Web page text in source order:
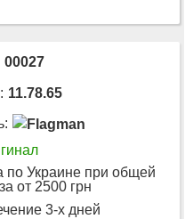
00027
11.78.65
по Украине при общей
от 2500 грн
3-х дней